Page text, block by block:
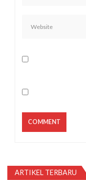
ARTIKEL TERBARU